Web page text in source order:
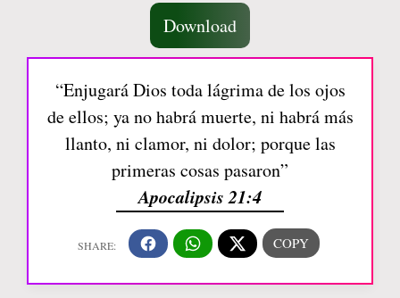
Download
“Enjugará Dios toda lágrima de los ojos
de ellos; ya no habrá muerte, ni habrá más
llanto, ni clamor, ni dolor; porque las
primeras cosas pasaron”
Apocalipsis 21:4